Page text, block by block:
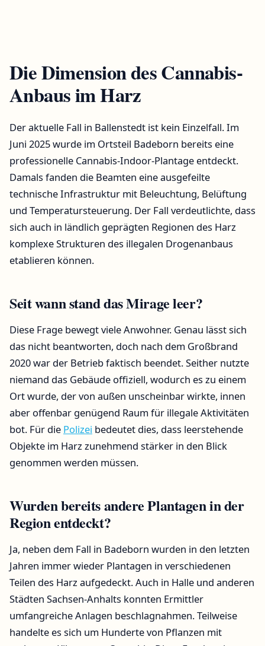
Die Dimension des Cannabis-
Anbaus im Harz
Der aktuelle Fall in Ballenstedt ist kein Einzelfall. Im
Juni 2025 wurde im Ortsteil Badeborn bereits eine
professionelle Cannabis-Indoor-Plantage entdeckt.
Damals fanden die Beamten eine ausgefeilte
technische Infrastruktur mit Beleuchtung, Belüftung
und Temperatursteuerung. Der Fall verdeutlichte, dass
sich auch in ländlich geprägten Regionen des Harz
komplexe Strukturen des illegalen Drogenanbaus
etablieren können.
Seit wann stand das Mirage leer?
Diese Frage bewegt viele Anwohner. Genau lässt sich
das nicht beantworten, doch nach dem Großbrand
2020 war der Betrieb faktisch beendet. Seither nutzte
niemand das Gebäude offiziell, wodurch es zu einem
Ort wurde, der von außen unscheinbar wirkte, innen
aber offenbar genügend Raum für illegale Aktivitäten
bot. Für die Polizei bedeutet dies, dass leerstehende
Objekte im Harz zunehmend stärker in den Blick
genommen werden müssen.
Wurden bereits andere Plantagen in der
Region entdeckt?
Ja, neben dem Fall in Badeborn wurden in den letzten
Jahren immer wieder Plantagen in verschiedenen
Teilen des Harz aufgedeckt. Auch in Halle und anderen
Städten Sachsen-Anhalts konnten Ermittler
umfangreiche Anlagen beschlagnahmen. Teilweise
handelte es sich um Hunderte von Pflanzen mit